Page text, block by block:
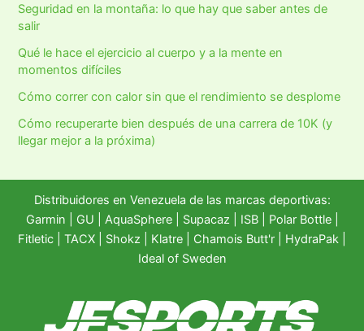
Seguridad en la montaña: lo que hay que saber antes de
salir
Qué le hace el ejercicio al cuerpo y a la mente en
momentos difíciles
Cómo correr con calor sin que el rendimiento se desplome
Cómo recuperarte bien después de una carrera de 10K (y
llegar mejor a la próxima)
Distribuidores en Venezuela de las marcas deportivas:
Garmin
GU AquaSphere| Supacaz | ISB | Polar Bottle|
Fitletic
TACX Shokz Klatre Chamois Butt'r HydraPak
Ideal of Sweden